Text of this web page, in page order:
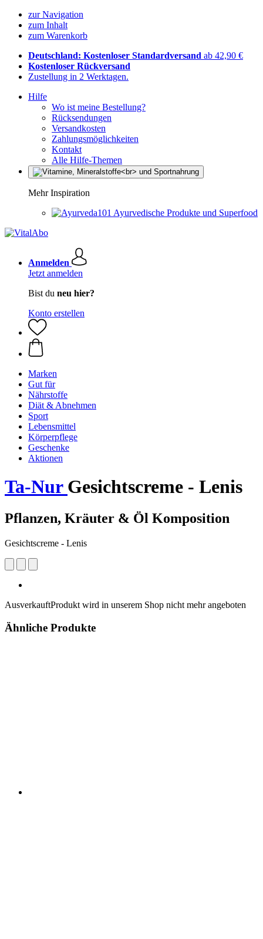
zur Navigation
zum Inhalt
zum Warenkorb
Deutschland: Kostenloser Standardversand ab 42,90 €
Kostenloser Rückversand
Zustellung in 2 Werktagen.
Hilfe
Wo ist meine Bestellung?
Rücksendungen
Versandkosten
Zahlungsmöglichkeiten
Kontakt
Alle Hilfe-Themen
Mehr Inspiration
Ayurvedische Produkte und Superfood
Anmelden
Jetzt anmelden
Bist du neu hier?
Konto erstellen
Marken
Gut für
Nährstoffe
Diät & Abnehmen
Sport
Lebensmittel
Körperpflege
Geschenke
Aktionen
Ta-Nur Gesichtscreme - Lenis
Pflanzen, Kräuter & Öl Komposition
Gesichtscreme - Lenis
AusverkauftProdukt wird in unserem Shop nicht mehr angeboten
Ähnliche Produkte